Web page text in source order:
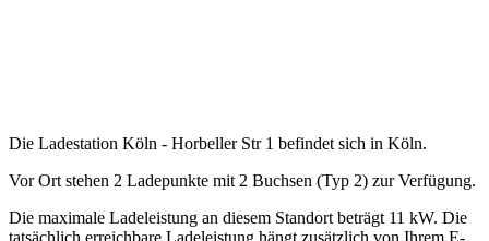
Die Ladestation Köln - Horbeller Str 1 befindet sich in Köln.
Vor Ort stehen 2 Ladepunkte mit 2 Buchsen (Typ 2) zur Verfügung.
Die maximale Ladeleistung an diesem Standort beträgt 11 kW. Die
tatsächlich erreichbare Ladeleistung hängt zusätzlich von Ihrem E-